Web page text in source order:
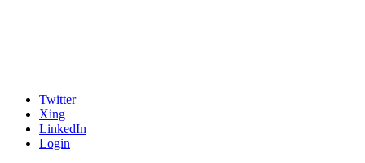
Twitter
Xing
LinkedIn
Login